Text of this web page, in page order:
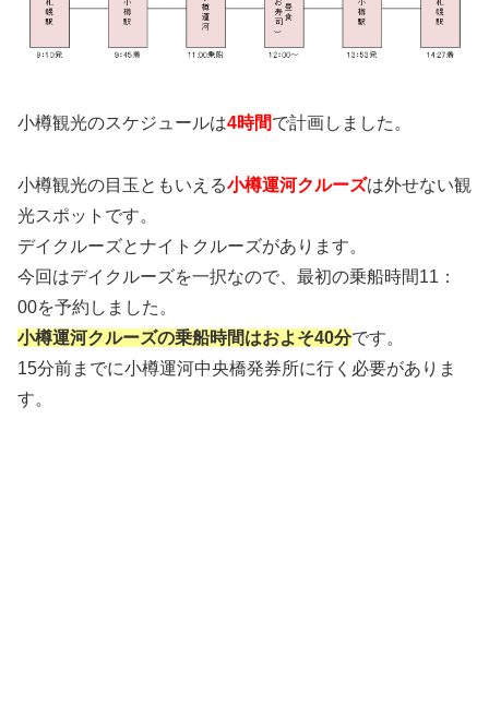
小樽観光のスケジュールは4時間で計画しました。
小樽観光の目玉ともいえる小樽運河クルーズは外せない観
光スポットです。
デイクルーズとナイトクルーズがあります。
今回はデイクルーズを一択なので、最初の乗船時間11：
00を予約しました。
小樽運河クルーズの乗船時間はおよそ40分です。
15分前までに小樽運河中央橋発券所に行く必要がありま
す。